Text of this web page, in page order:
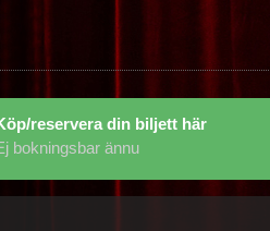
reservera din biljett här
bokningsbar ännu